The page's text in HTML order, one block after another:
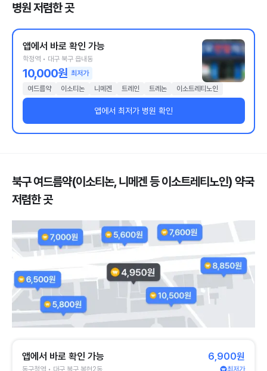
병원 저렴한 곳
앱에서 바로 확인 가능
학정역 • 대구 북구 읍내동
10,000원 최저가
여드름약
이소티논 니메겐 트레인 트레논 이소트레티노인
앱에서 최저가 병원 확인
북구 여드름약(이소티논, 니메겐 등 이소트레티노인) 약국
저렴한 곳
앱에서 바로 확인 가능
동구청역 • 대구 북구 복현2동
6,900원
최저가